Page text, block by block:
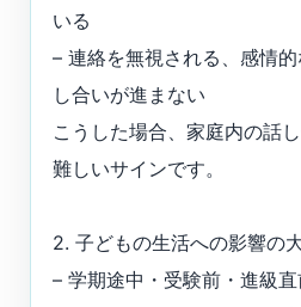
いる
– 連絡を無視される、感情
し合いが進まない
こうした場合、家庭内の話
難しいサインです。
2. 子どもの生活への影響の
– 学期途中・受験前・進級